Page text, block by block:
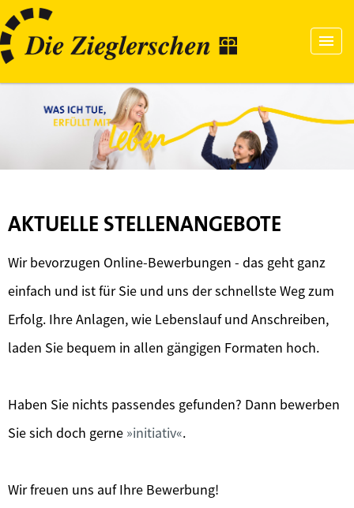
AKTUELLE STELLENANGEBOTE
Wir bevorzugen Online-Bewerbungen - das geht ganz
einfach und ist für Sie und uns der schnellste Weg zum
Erfolg. Ihre Anlagen, wie Lebenslauf und Anschreiben,
laden Sie bequem in allen gängigen Formaten hoch.
Haben Sie nichts passendes gefunden? Dann bewerben
Sie sich doch gerne initiativ .
Wir freuen uns auf Ihre Bewerbung!